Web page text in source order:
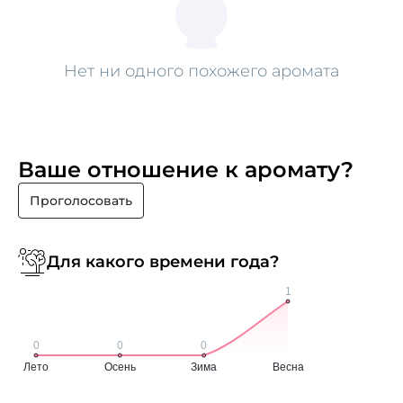
Нет ни одного похожего аромата
Ваше отношение к аромату?
Проголосовать
Для какого времени года?